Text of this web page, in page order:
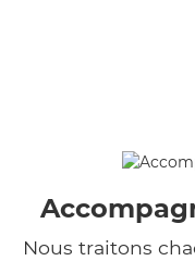
Nous traitons